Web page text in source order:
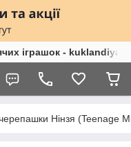
іграшок -
Нінзя (Teenage